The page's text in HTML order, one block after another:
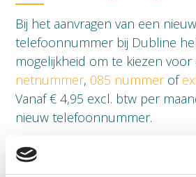
Bij het aanvragen van een nieuw
telefoonnummer bij Dubline
mogelijkheid om te kiezen voor
netnummer, 085 nummerof
Vanaf € 4,95 excl. btw per
nieuw telefoonnummer.
De perfecte oplossing als je
gescheiden wilt houden, geen